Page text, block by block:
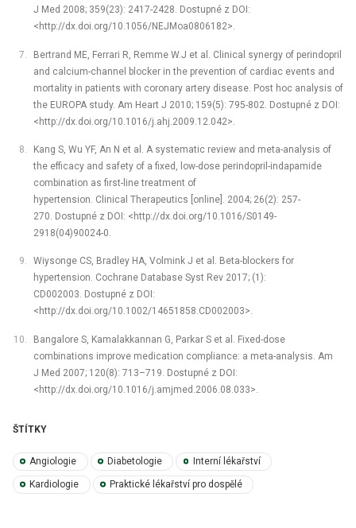
J Med 2008; 359(23): 2417-2428. Dostupné z DOI:
<http://dx.doi.org/10.1056/NEJMoa0806182>.
Bertrand ME, Ferrari R, Remme W.J et al. Clinical synergy of perindopril
and calcium-channel blocker in the prevention of cardiac events and
mortality in patients with coronary artery disease. Post hoc analysis of
the EUROPA study. Am Heart J 2010; 159(5): 795-802. Dostupné z DOI:
<http://dx.doi.org/10.1016/j.ahj.2009.12.042>.
Kang S, Wu YF, An N et al. A systematic review and meta-analysis of
the efficacy and safety of a fixed, low-dose perindopril-indapamide
combination as first-line treatment of
hypertension. Clinical Therapeutics [online]. 2004; 26(2): 257-
270. Dostupné z DOI: <http://dx.doi.org/10.1016/S0149-
2918(04)90024-0.
Wiysonge CS, Bradley HA, Volmink J et al. Beta-blockers for
hypertension. Cochrane Database Syst Rev 2017; (1):
CD002003. Dostupné z DOI:
<http://dx.doi.org/10.1002/14651858.CD002003>.
Bangalore S, Kamalakkannan G, Parkar S et al. Fixed-dose
combinations improve medication compliance: a meta-analysis. Am
J Med 2007; 120(8): 713–719. Dostupné z DOI:
<http://dx.doi.org/10.1016/j.amjmed.2006.08.033>.
ŠTÍTKY
Angiologie Diabetologie Interní lékařství
Kardiologie Praktické lékařství pro dospělé